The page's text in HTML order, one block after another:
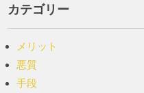
カテゴリー
メリット
悪質
手段